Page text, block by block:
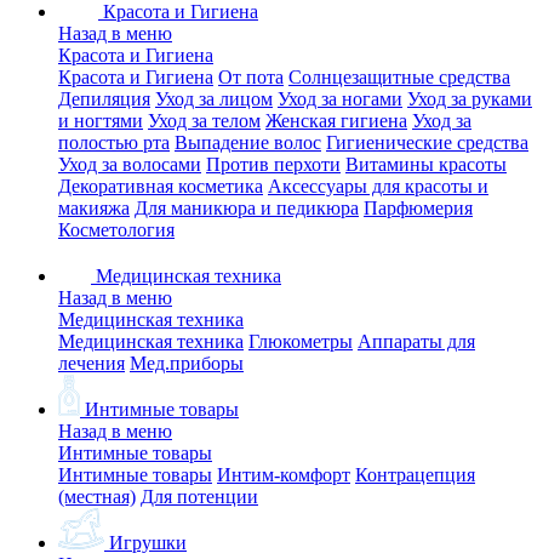
Красота и Гигиена
Назад в меню
Красота и Гигиена
Красота и Гигиена От пота Солнцезащитные средства
Депиляция Уход за лицом Уход за ногами Уход за руками
и ногтями Уход за телом Женская гигиена Уход за
полостью рта Выпадение волос Гигиенические средства
Уход за волосами Против перхоти Витамины красоты
Декоративная косметика Аксессуары для красоты и
макияжа Для маникюра и педикюра Парфюмерия
Косметология
Медицинская техника
Назад в меню
Медицинская техника
Медицинская техника Глюкометры Аппараты для
лечения Мед.приборы
Интимные товары
Назад в меню
Интимные товары
Интимные товары Интим-комфорт Контрацепция
(местная) Для потенции
Игрушки